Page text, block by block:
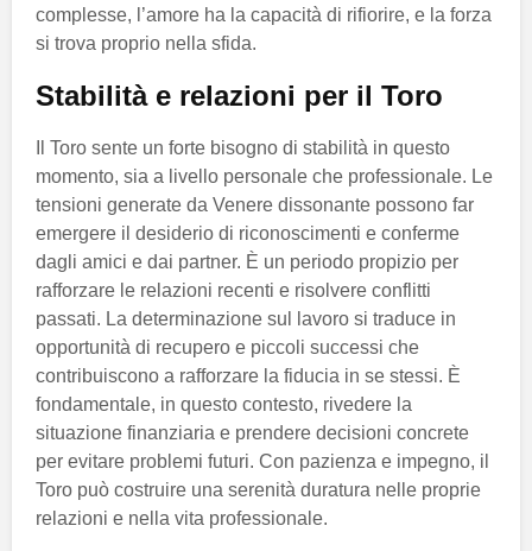
complesse, l’amore ha la capacità di rifiorire, e la forza
si trova proprio nella sfida.
Stabilità e relazioni per il Toro
Il Toro sente un forte bisogno di stabilità in questo
momento, sia a livello personale che professionale. Le
tensioni generate da Venere dissonante possono far
emergere il desiderio di riconoscimenti e conferme
dagli amici e dai partner. È un periodo propizio per
rafforzare le relazioni recenti e risolvere conflitti
passati. La determinazione sul lavoro si traduce in
opportunità di recupero e piccoli successi che
contribuiscono a rafforzare la fiducia in se stessi. È
fondamentale, in questo contesto, rivedere la
situazione finanziaria e prendere decisioni concrete
per evitare problemi futuri. Con pazienza e impegno, il
Toro può costruire una serenità duratura nelle proprie
relazioni e nella vita professionale.